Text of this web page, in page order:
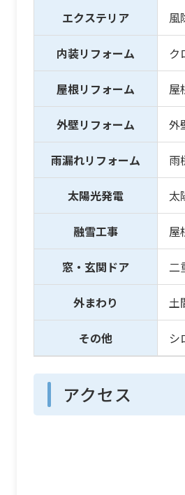
エクステリア 風
内装リフォーム ク
屋根リフォーム 屋
外壁リフォーム 外
雨漏れリフォーム 雨
太陽光発電 太
融雪工事 屋
窓・玄関ドア 二
外まわり 土
その他 シ
アクセス